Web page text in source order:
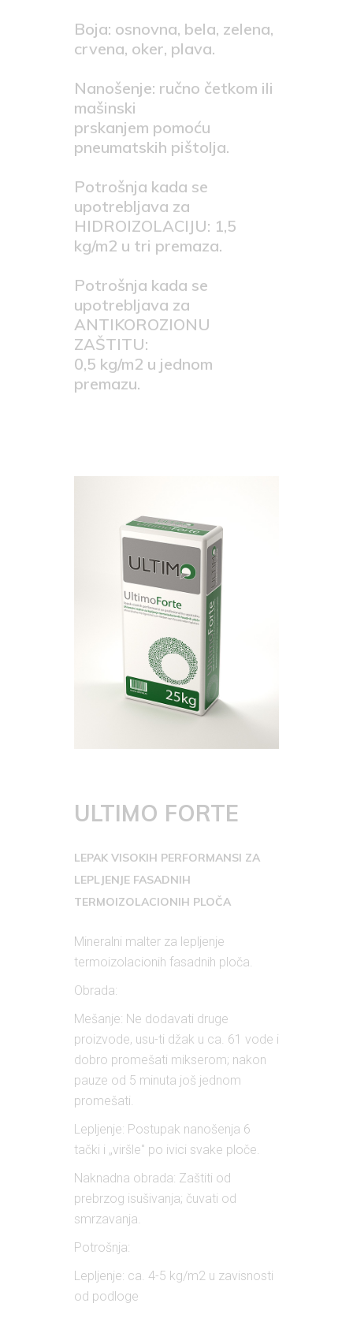
Boja: osnovna, bela, zelena,
crvena, oker, plava.
Nanošenje: ručno četkom ili
mašinski
prskanjem pomoću
pneumatskih pištolja.
Potrošnja kada se
upotrebljava za
HIDROIZOLACIJU: 1,5
kg/m2 u tri premaza.
Potrošnja kada se
upotrebljava za
ANTIKOROZIONU
ZAŠTITU:
0,5 kg/m2 u jednom
premazu.
ULTIMO FORTE
LEPAK VISOKIH PERFORMANSI ZA
LEPLJENJE FASADNIH
TERMOIZOLACIONIH PLOČA
Mineralni malter za lepljenje
termoizolacionih fasadnih ploča.
Obrada:
Mešanje: Ne dodavati druge
proizvode, usu-ti džak u ca. 61 vode i
dobro promešati mikserom; nakon
pauze od 5 minuta još jednom
promešati.
Lepljenje: Postupak nanošenja 6
tački i „viršle" po ivici svake ploče.
Naknadna obrada: Zaštiti od
prebrzog isušivanja; čuvati od
smrzavanja.
Potrošnja:
Lepljenje: ca. 4-5 kg/m2 u zavisnosti
od podloge